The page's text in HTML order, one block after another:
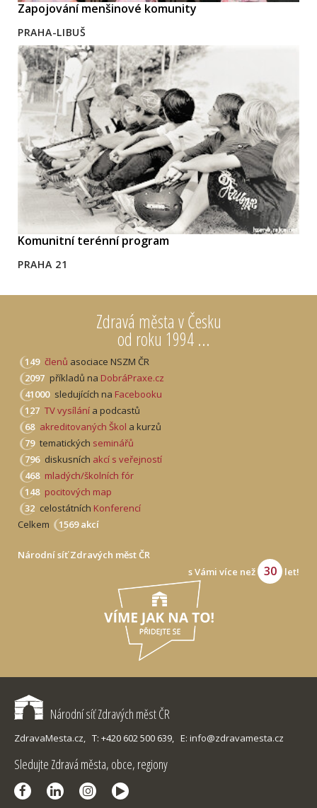
Zdravá města v Česku
od roku 1994 ...
149 členů asociace NSZM ČR
2097 příkladů na DobráPraxe.cz
41000 sledujících na Facebooku
127 TV vysílání a podcastů
68 akreditovaných Škol a kurzů
79 tematických seminářů
796 diskusních akcí s veřejností
468 mladých/školních fór
148 pocitových map
32 celostátních Konferencí
Celkem
1569 akcí
Národní síť Zdravých měst ČR
s Vámi více než
30 let!
Zapojování menšinové komunity
PRAHA-LIBUŠ
Komunitní terénní program
PRAHA 21
Národní síť Zdravých měst ČR
ZdravaMesta.cz, T: +420 602 500 639, E: info@zdravamesta.cz
Sledujte Zdravá města, obce, regiony